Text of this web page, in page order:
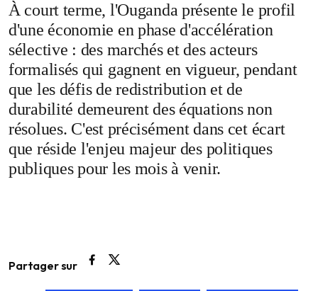
À court terme, l'Ouganda présente le profil
d'une économie en phase d'accélération
sélective : des marchés et des acteurs
formalisés qui gagnent en vigueur, pendant
que les défis de redistribution et de
durabilité demeurent des équations non
résolues. C'est précisément dans cet écart
que réside l'enjeu majeur des politiques
publiques pour les mois à venir.
Partager sur